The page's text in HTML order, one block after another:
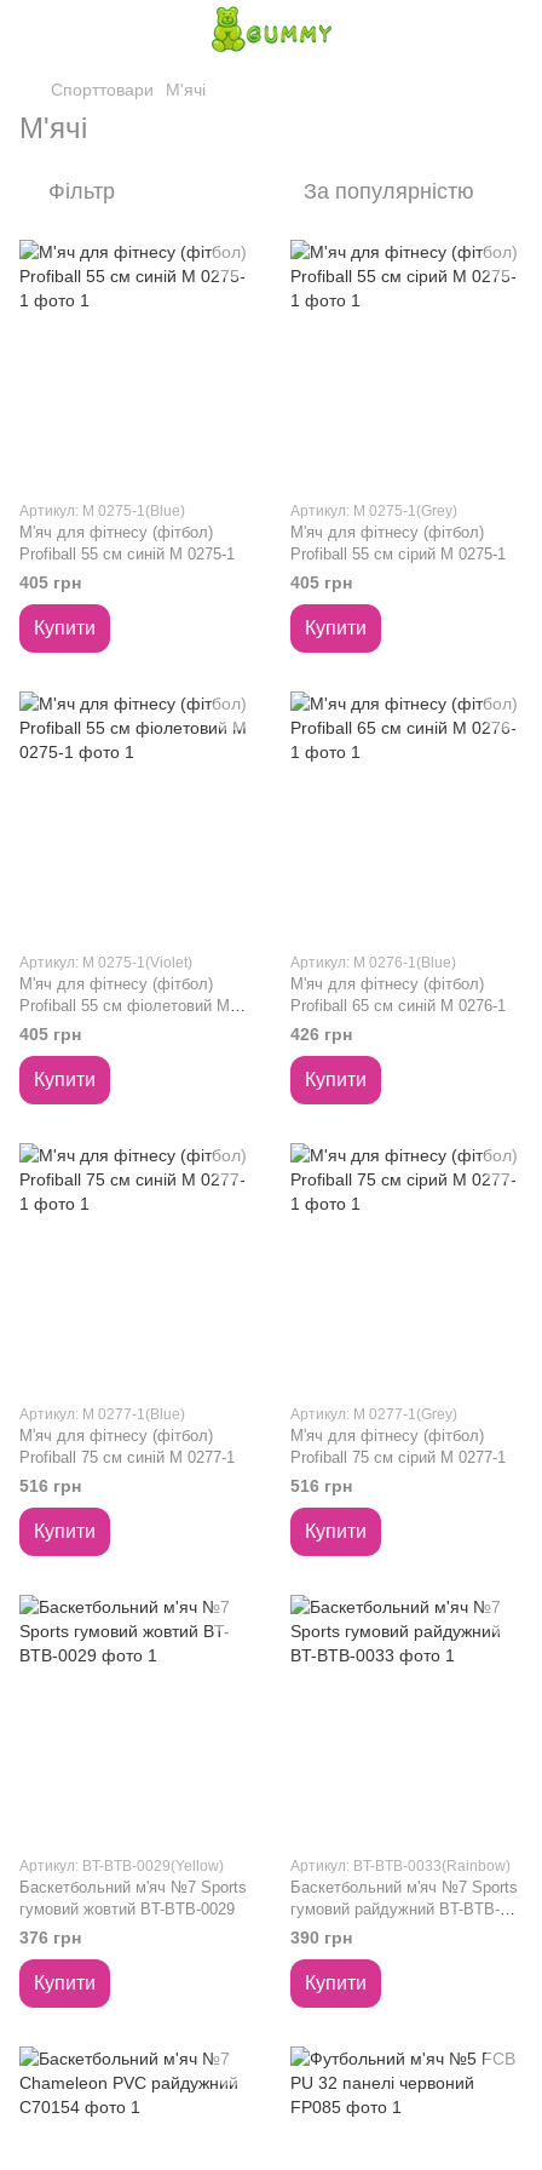
Спорттовари М'ячі
М'ячі
Фільтр За популярністю
Артикул: M 0275-1(Blue)
М'яч для фітнесу (фітбол)
Profiball 55 см синій M 0275-1
405 грн
Купити
Артикул: M 0275-1(Grey)
М'яч для фітнесу (фітбол)
Profiball 55 см сірий M 0275-1
405 грн
Купити
Артикул: M 0275-1(Violet)
М'яч для фітнесу (фітбол)
Profiball 55 см фіолетовий M
0275-1
405 грн
Купити
Артикул: M 0276-1(Blue)
М'яч для фітнесу (фітбол)
Profiball 65 см синій M 0276-1
426 грн
Купити
Артикул: M 0277-1(Blue)
М'яч для фітнесу (фітбол)
Profiball 75 см синій M 0277-1
516 грн
Купити
Артикул: M 0277-1(Grey)
М'яч для фітнесу (фітбол)
Profiball 75 см сірий M 0277-1
516 грн
Купити
Артикул: BT-BTB-0029(Yellow)
Баскетбольний м'яч №7 Sports
гумовий жовтий BT-BTB-0029
376 грн
Купити
Артикул: BT-BTB-0033(Rainbow)
Баскетбольний м'яч №7 Sports
гумовий райдужний BT-BTB-
0033
390 грн
Купити